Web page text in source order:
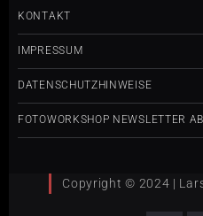
KONTAKT
IMPRESSUM
DATENSCHUTZHINWEISE
FOTOWORKSHOP NEWSLETTER
Copyright © 2024 |